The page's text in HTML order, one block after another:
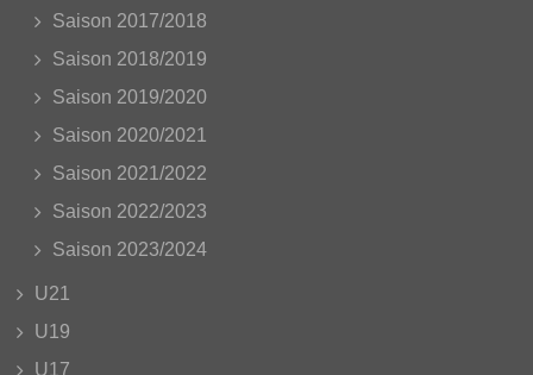
Saison 2017/2018
Saison 2018/2019
Saison 2019/2020
Saison 2020/2021
Saison 2021/2022
Saison 2022/2023
Saison 2023/2024
U21
U19
U17